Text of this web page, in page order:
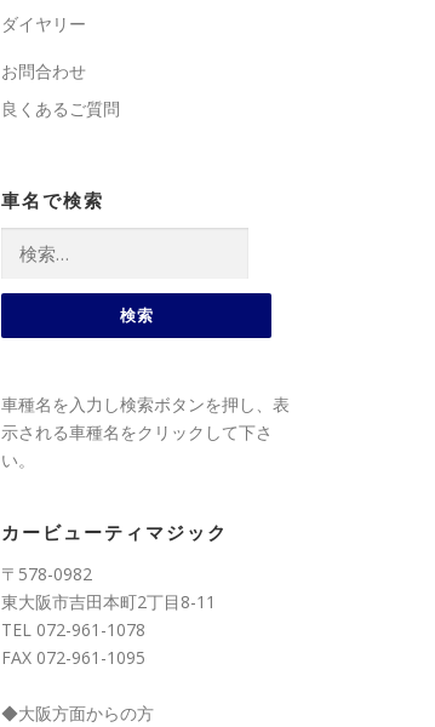
ダイヤリー
お問合わせ
良くあるご質問
車名で検索
車種名を入力し検索ボタンを押し、表
示される車種名をクリックして下さ
い。
カービューティマジック
〒578-0982
東大阪市吉田本町2丁目8-11
TEL 072-961-1078
FAX 072-961-1095
◆大阪方面からの方